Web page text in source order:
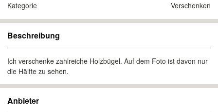
Kategorie Verschenken
Beschreibung
Ich verschenke zahlreiche Holzbügel. Auf dem Foto ist davon nur
die Hälfte zu sehen.
Anbieter